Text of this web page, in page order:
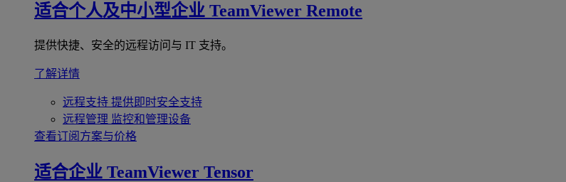
适合个人及中小型企业 TeamViewer Remote
提供快捷、安全的远程访问与 IT 支持。
了解详情
远程支持 提供即时安全支持
远程管理 监控和管理设备
查看订阅方案与价格
适合企业 TeamViewer Tensor